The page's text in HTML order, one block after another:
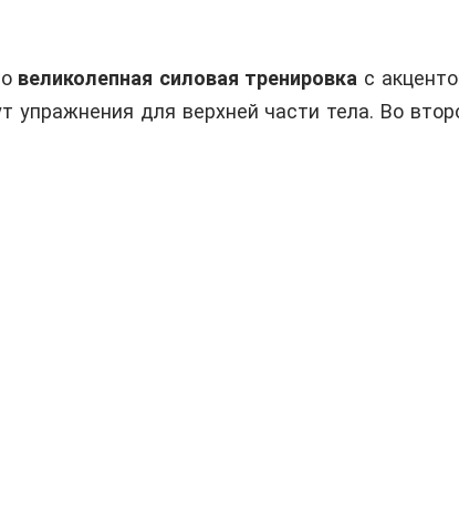
великолепная силовая тренировка с
для верхней части тела. Во